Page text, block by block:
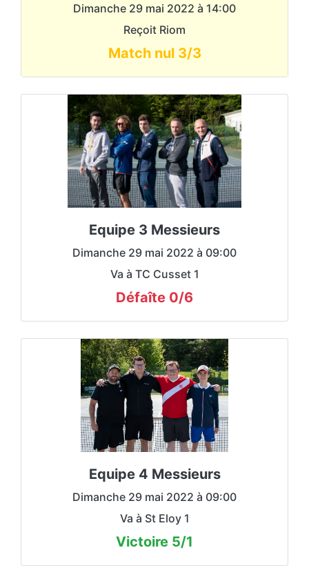
Dimanche 29 mai 2022 à 14:00
Reçoit Riom
Match nul 3/3
Lien tenup
Equipe 3 Messieurs
Dimanche 29 mai 2022 à 09:00
Va à TC Cusset 1
Défaîte 0/6
Capitaine
Marc HEIERMANN
Ligue 2 / E
01 mai :
Victoire 5/1
08 mai :
Match nul 3/3
22 mai :
Défaîte 1/5
Lien tenup
Equipe 4 Messieurs
Dimanche 29 mai 2022 à 09:00
Va à St Eloy 1
Victoire 5/1
Capitaine
Romain AUGUY
Division 1 / C
01 mai :
Défaîte 2/4
08 mai :
Victoire 6/0
21 mai :
Victoire 6/0
Lien tenup